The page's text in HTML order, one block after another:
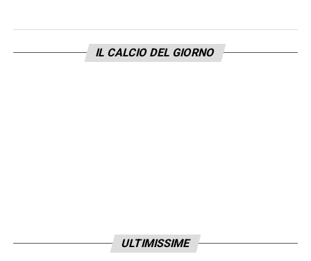
IL CALCIO DEL GIORNO
ULTIMISSIME